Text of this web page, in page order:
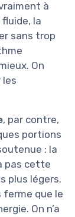
à
la
sans trop
On
les
, par contre,
portions
: la
pas cette
plus légers.
ferme que le
On n’a